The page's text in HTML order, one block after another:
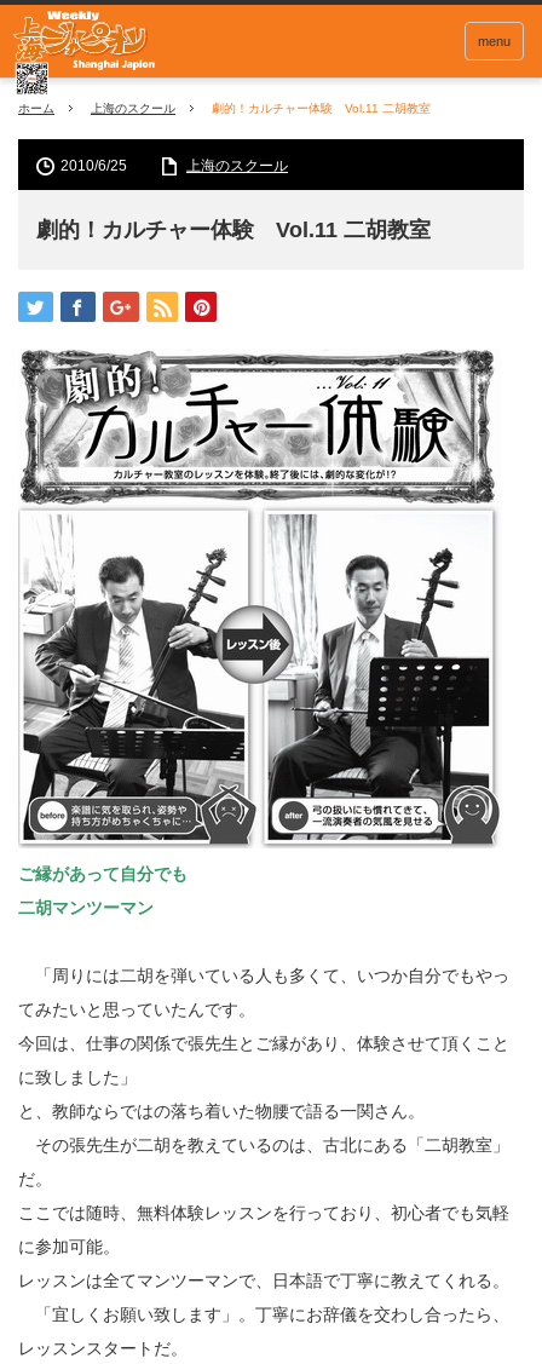
menu
ホーム 上海のスクール 劇的！カルチャー体験 Vol.11 二胡教室
2010/6/25 上海のスクール
劇的！カルチャー体験 Vol.11 二胡教室
ご縁があって自分でも
二胡マンツーマン
「周りには二胡を弾いている人も多くて、いつか自分でもやっ
てみたいと思っていたんです。
今回は、仕事の関係で張先生とご縁があり、体験させて頂くこと
に致しました」
と、教師ならではの落ち着いた物腰で語る一関さん。
その張先生が二胡を教えているのは、古北にある「二胡教室」
だ。
ここでは随時、無料体験レッスンを行っており、初心者でも気軽
に参加可能。
レッスンは全てマンツーマンで、日本語で丁寧に教えてくれる。
「宜しくお願い致します」。丁寧にお辞儀を交わし合ったら、
レッスンスタートだ。